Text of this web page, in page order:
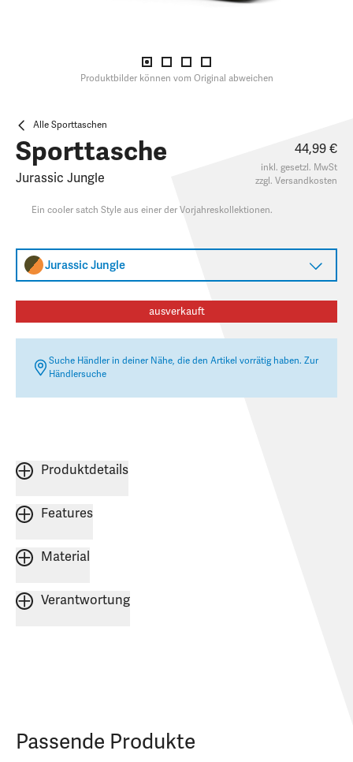
Produktbilder können vom Original abweichen
Alle Sporttaschen
Sporttasche
Jurassic Jungle
44,99 €
inkl. gesetzl. MwSt
zzgl. Versandkosten
Ein cooler satch Style aus einer der Vorjahreskollektionen.
Jurassic Jungle
ausverkauft
Suche Händler in deiner Nähe, die den Artikel vorrätig haben. Zur
Händlersuche
Produktdetails
Features
Material
Verantwortung
Passende Produkte